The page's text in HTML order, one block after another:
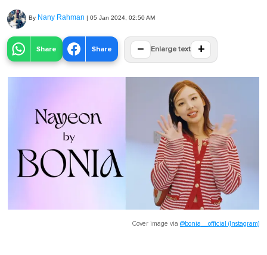
By Nany Rahman | 05 Jan 2024, 02:50 AM
Share Share − Enlarge text +
Cover image via @bonia__official (Instagram)